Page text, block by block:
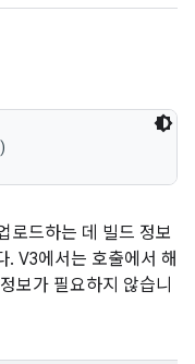
로드하는 데 빌드 정보
V3에서는 호출에서 해
보가 필요하지 않습니